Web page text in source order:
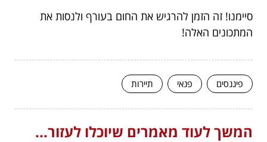
סיימנו! זה הזמן להרגיש את החום בעורף ולנסות את
המתכונים האלה!
פיננסים פנאי תיירות
המשך לעוד מאמרים שיוכלו לעזור...